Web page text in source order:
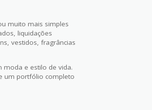
muito mais simples
liquidações
vestidos, fragrâncias
moda e estilo de vida.
um portfólio completo